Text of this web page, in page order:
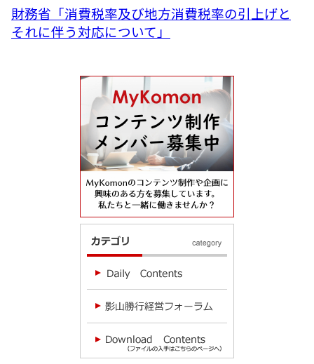
財務省「消費税率及び地方消費税率の引上げと
それに伴う対応について」